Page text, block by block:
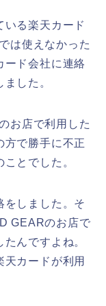
いる楽天カード
は使えなかった
ード会社に連絡
した。
お店で利用した
方で勝手に不正
とでした。
をしました。そ
GEARのお店で
んですよね。
カードが利用